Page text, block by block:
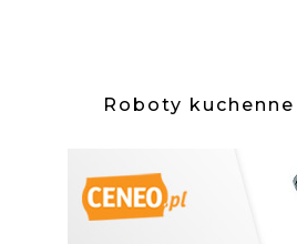
Roboty